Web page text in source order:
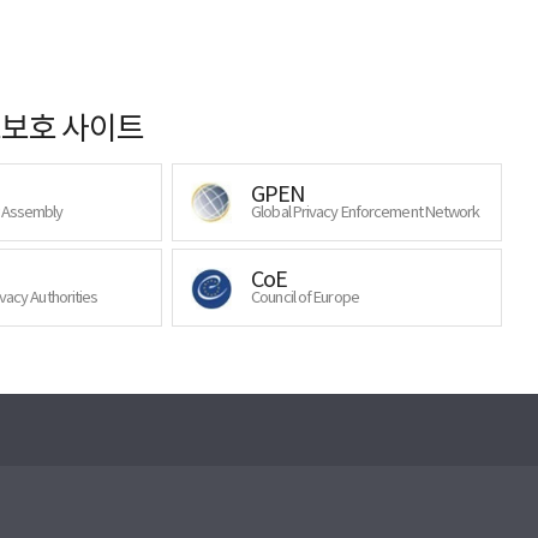
호 사이트
GPEN
Global Privacy Enforcement Network
Authorities
CoE
Council of Europe